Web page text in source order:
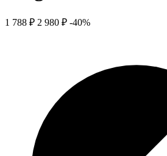
1 788 ₽ 2 980 ₽ -40%